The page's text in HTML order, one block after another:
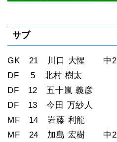
サブ
GK 21 川口 大惺 中2
DF 5 北村 樹太
DF 12 五十嵐 義彦
DF 13 今田 万紗人
MF 14 岩藤 利龍
MF 24 加島 宏樹 中2